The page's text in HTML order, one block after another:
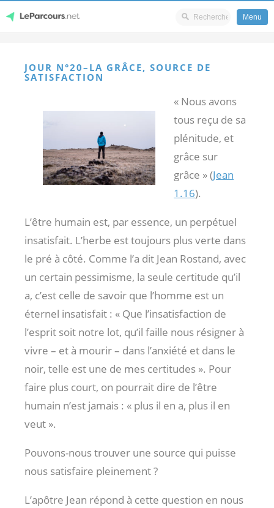
content
Menu
JOUR N°20–LA GRÂCE, SOURCE DE
SATISFACTION
« Nous avons
tous reçu de sa
plénitude, et
grâce sur
grâce » (Jean
1.16).
L’être humain est, par essence, un perpétuel
insatisfait. L’herbe est toujours plus verte dans
le pré à côté. Comme l’a dit Jean Rostand, avec
un certain pessimisme, la seule certitude qu’il
a, c’est celle de savoir que l’homme est un
éternel insatisfait : « Que l’insatisfaction de
l’esprit soit notre lot, qu’il faille nous résigner à
vivre – et à mourir – dans l’anxiété et dans le
noir, telle est une de mes certitudes ». Pour
faire plus court, on pourrait dire de l’être
humain n’est jamais : « plus il en a, plus il en
veut ».
Pouvons-nous trouver une source qui puisse
nous satisfaire pleinement ?
L’apôtre Jean répond à cette question en nous